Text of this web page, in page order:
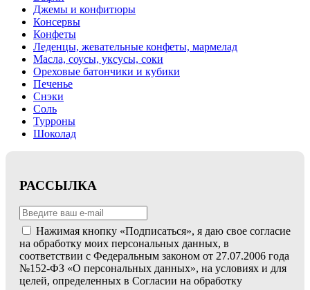
Джемы и конфитюры
Консервы
Конфеты
Леденцы, жевательные конфеты, мармелад
Масла, соусы, уксусы, соки
Ореховые батончики и кубики
Печенье
Снэки
Соль
Турроны
Шоколад
РАССЫЛКА
Нажимая кнопку «Подписаться», я даю свое согласие
на обработку моих персональных данных, в
соответствии с Федеральным законом от 27.07.2006 года
№152-ФЗ «О персональных данных», на условиях и для
целей, определенных в Согласии на обработку